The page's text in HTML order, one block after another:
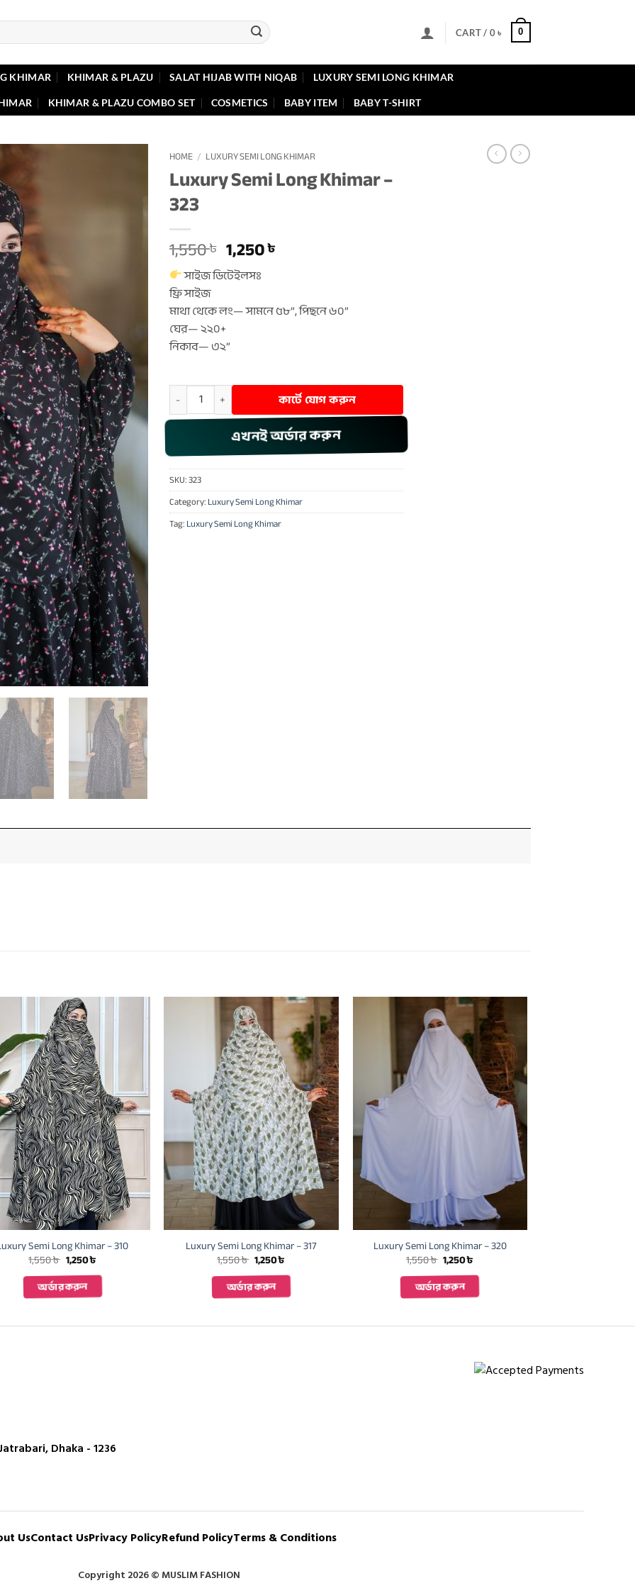
CART / 0৳ 0
KHIMAR KHIMAR & PLAZU SALAT HIJAB WITH NIQAB LUXURY SEMI LONG KHIMAR
KHIMAR & PLAZU COMBO SET COSMETICS BABY ITEM BABY T-SHIRT
HOME / LUXURY SEMI LONG KHIMAR
Luxury Semi Long Khimar –
323
1,550৳ Original
price
was:
1,550 ৳ .
1,250৳
1,250 ৳ .
সাইজ ডিটেইলসঃ
ফ্রি সাইজ
মাথা থেকে লং— সামনে ৫৮”, পিছনে ৬০”
ঘের— ২২০+
নিকাব— ৩২”
Luxury Semi Long Khimar – 323 quantity
কার্টে যোগ করুন
এখনই অর্ডার করুন
SKU:323
Category:Luxury Semi Long Khimar
Tag:Luxury Semi Long Khimar
Semi Long Khimar – 310
1,550৳ Original
price
was:
1,550 ৳ .
1,250৳
is:
1,250 ৳ .
অর্ডার করুন
Luxury Semi Long Khimar – 317
1,550৳ Original
price
was:
1,550 ৳ .
1,250৳
is:
1,250 ৳ .
অর্ডার করুন
Luxury Semi Long Khimar – 320
1,550৳ Original
price
was:
1,550 ৳ .
1,250৳
is:
1,250 ৳ .
অর্ডার করুন
Dhaka - 1236
UsContact UsPrivacy PolicyRefund PolicyTerms & Conditions
Copyright 2026 © MUSLIM FASHION